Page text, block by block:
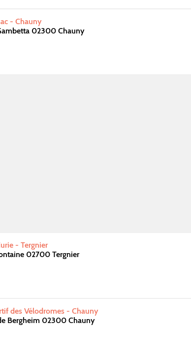
- Chauny
02300 Chauny
- Tergnier
02700 Tergnier
des Vélodromes - Chauny
Bergheim 02300 Chauny